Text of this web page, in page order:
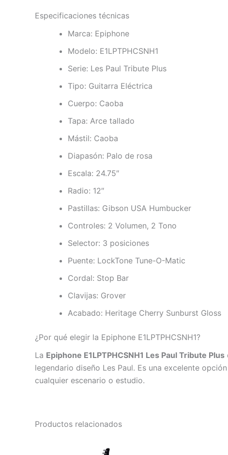
Especificaciones técnicas
Marca: Epiphone
Modelo: E1LPTPHCSNH1
Serie: Les Paul Tribute Plus
Tipo: Guitarra Eléctrica
Cuerpo: Caoba
Tapa: Arce tallado
Mástil: Caoba
Diapasón: Palo de rosa
Escala: 24.75″
Radio: 12″
Pastillas: Gibson USA Humbucker
Controles: 2 Volumen, 2 Tono
Selector: 3 posiciones
Puente: LockTone Tune-O-Matic
Cordal: Stop Bar
Clavijas: Grover
Acabado: Heritage Cherry Sunburst Gloss
¿Por qué elegir la Epiphone E1LPTPHCSNH1?
La Epiphone E1LPTPHCSNH1 Les Paul Tribute Plus
legendario diseño Les Paul. Es una excelente
cualquier escenario o estudio.
Productos relacionados